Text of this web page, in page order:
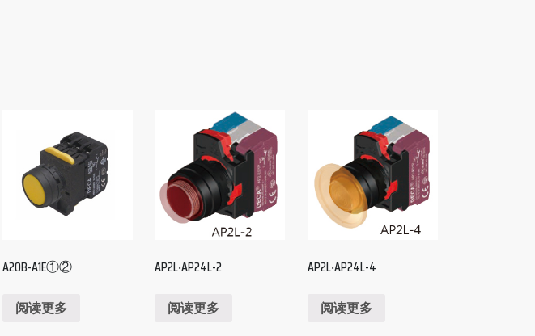
A20B-A1E①②
阅读更多
AP2L‧AP24L-2
阅读更多
AP2L‧AP24L-4
阅读更多